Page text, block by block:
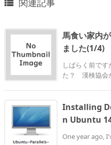

馬食い家内
ました(1/4)
しばらく前で
た？ 漢検協会
Installing
n Ubuntu
One year ago,